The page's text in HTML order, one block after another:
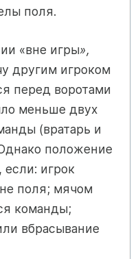
поля.
«вне игры»,
другим игроком
перед ворота­ми
меньше двух
(вратарь и
поло­жение
если: игрок
поля; мячом
команды;
вбрасывание